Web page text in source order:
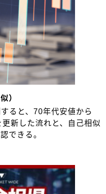
）
ると、70年代安値から
新した流れと、自己相似
できる。